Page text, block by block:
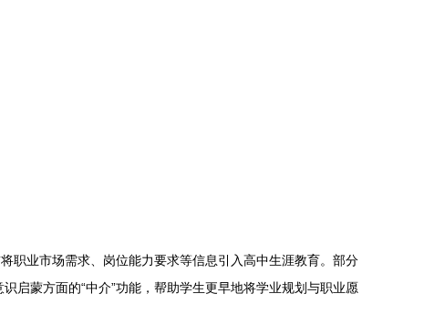
职业市场需求、岗位能力要求等信息引入高中生涯教育。部分
启蒙方面的“中介”功能，帮助学生更早地将学业规划与职业愿